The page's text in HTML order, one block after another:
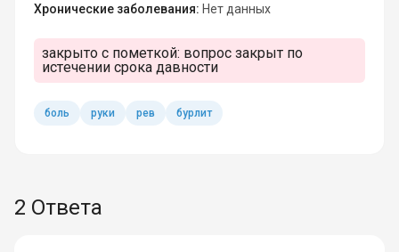
Хронические заболевания: Нет данных
закрыто с пометкой: вопрос закрыт по
истечении срока давности
боль руки рев бурлит
2 Ответа